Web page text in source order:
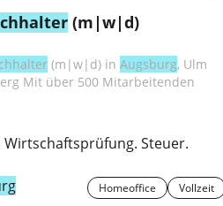
(m|w|d)
(m|w|d) in Augsburg, Ulm
Mit über 500 Mitarbeitenden
Wirtschaftsprüfung. Steuer.
Homeoffice Vollzeit